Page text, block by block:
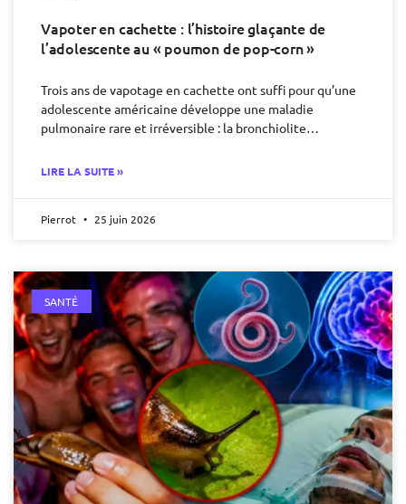
Vapoter en cachette : l’histoire glaçante de
l’adolescente au « poumon de pop-corn »
Trois ans de vapotage en cachette ont suffi pour qu’une
adolescente américaine développe une maladie
pulmonaire rare et irréversible : la bronchiolite…
LIRE LA SUITE »
Pierrot 25 juin 2026
SANTÉ